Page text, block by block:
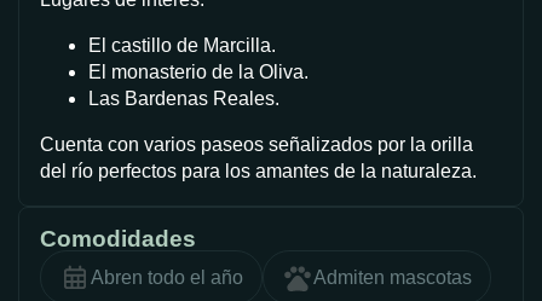
El castillo de Marcilla.
El monasterio de la Oliva.
Las Bardenas Reales.
Cuenta con varios paseos señalizados por la orilla
del río perfectos para los amantes de la naturaleza.
Comodidades
Abren todo el año Admiten mascotas